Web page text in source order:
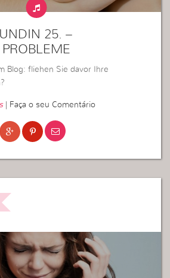
25. –
Blog: fliehen Sie davor Ihre
| Faça o seu Comentário